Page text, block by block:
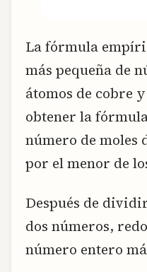
La fórmula
más pequeña de
átomos de cobre
obtener la
número de moles
por el menor de
Después de
dos números,
número entero